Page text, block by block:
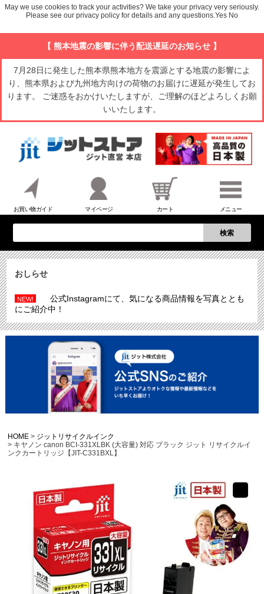
【 熊本地震の影響に伴う配送遅延のお知らせ 】
7月28日に発生した熊本県熊本地方を震源とする地震の影響によ
り、熊本県および九州地方向けの荷物のお届けに遅延が発生してお
ります。 ご迷惑をおかけいたしますが、ご理解のほどよろしくお願
いいたします。
お買い物ガイド マイページ カート メニュー
検索
おしらせ
NEW!
公式Instagramにて、気になる商品情報を写真ととも
にご紹介中！
HOME
ジットリサイクルインク
キヤノン canon BCI-331XLBK (大容量) 対応 ブラック ジット リサイクルイ
ンクカートリッジ【JIT-C331BXL】
May we use cookies to track your activities? We take your privacy very seriously.
Please see our privacy policy for details and any questions.Yes No